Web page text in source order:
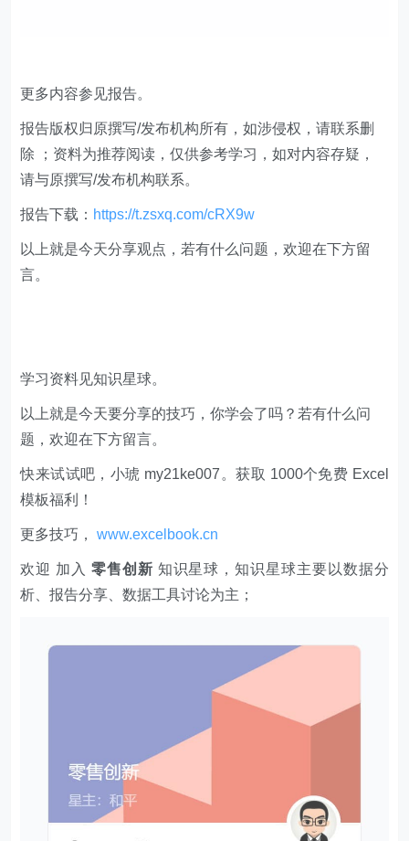
更多内容参见报告。
​报告版权归原撰写/发布机构所有，如涉侵权，请联系删
除 ；资料为推荐阅读，仅供参考学习，如对内容存疑，
请与原撰写/发布机构联系。
报告下载： https://t.zsxq.com/cRX9w
​以上就是今天分享观点，若有什么问题，欢迎在下方留
言。
学习资料见知识星球。
以上就是今天要分享的技巧，你学会了吗？若有什么问
题，欢迎在下方留言。
快来试试吧，小琥 my21ke007。获取 1000个免费 Excel
模板福利​​​​！
更多技巧，www.excelbook.cn
欢迎 加入 零售创新 知识星球，知识星球主要以数据分
析、报告分享、数据工具讨论为主；